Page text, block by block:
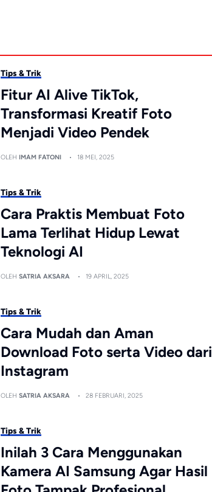
Tips & Trik
Fitur AI Alive TikTok,
Transformasi Kreatif Foto
Menjadi Video Pendek
OLEH IMAM FATONI 18 MEI, 2025
Tips & Trik
Cara Praktis Membuat Foto
Lama Terlihat Hidup Lewat
Teknologi AI
OLEHSATRIA AKSARA 19 APRIL, 2025
Tips & Trik
Cara Mudah dan Aman
Download Foto serta Video dari
Instagram
OLEHSATRIA AKSARA 28 FEBRUARI, 2025
Tips & Trik
Inilah 3 Cara Menggunakan
Kamera AI Samsung Agar Hasil